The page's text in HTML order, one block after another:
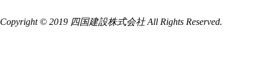
Copyright © 2019 四国建設株式会社 All Rights Reserved.